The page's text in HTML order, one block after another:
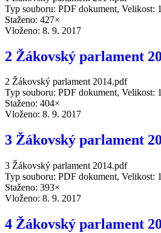
Typ souboru: PDF dokument, Velikost:
Staženo: 427×
Vloženo: 8. 9. 2017
2 Žákovský parlament
2 Žákovský parlament 2014.pdf
Typ souboru: PDF dokument, Velikost:
Staženo: 404×
Vloženo: 8. 9. 2017
3 Žákovský parlament
3 Žákovský parlament 2014.pdf
Typ souboru: PDF dokument, Velikost:
Staženo: 393×
Vloženo: 8. 9. 2017
4 Žákovský parlament